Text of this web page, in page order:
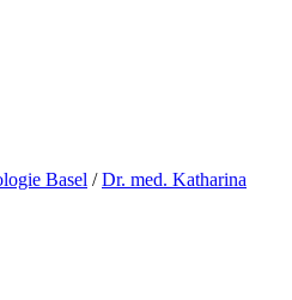
Basel /Dr. med. Katharina